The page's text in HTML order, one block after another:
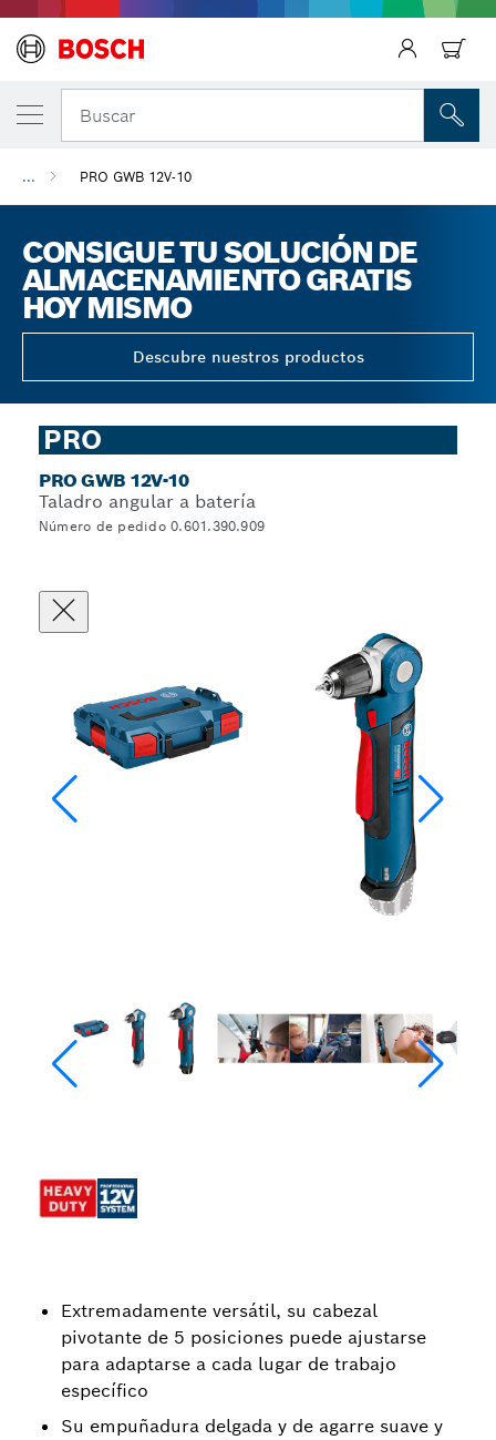
Buscar
... PRO GWB 12V-10
CONSIGUE TU SOLUCIÓN DE
ALMACENAMIENTO GRATIS
HOY MISMO
Descubre nuestros productos
PRO
PRO GWB 12V-10
Taladro angular a batería
Número de pedido 0.601.390.909
Extremadamente versátil, su cabezal
pivotante de 5 posiciones puede ajustarse
para adaptarse a cada lugar de trabajo
específico
Su empuñadura delgada y de agarre suave y